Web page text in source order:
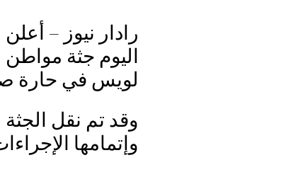
رادار نيوز –
اليوم جثة
لويس في حارة
وقد تم نقل
وإتمامها